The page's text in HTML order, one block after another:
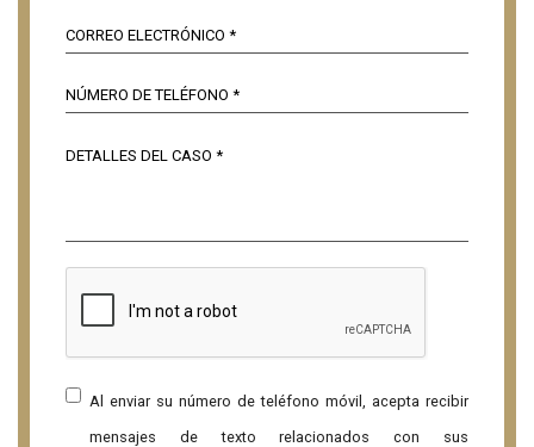
Al enviar su número de teléfono móvil, acepta recibir
mensajes de texto relacionados con sus